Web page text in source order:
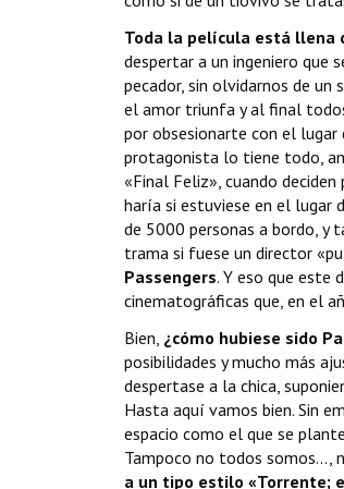
Toda la película está llena
despertar a un ingeniero que
pecador, sin olvidarnos de un
el amor triunfa y al final
por obsesionarte con el lugar
protagonista lo tiene todo,
«Final Feliz», cuando
haría si estuviese en el lugar
de 5000 personas a bordo, y
trama si fuese un director
Passengers. Y eso que este
cinematográficas que, en el
Bien, ¿cómo hubiese sido
posibilidades y mucho más
despertase a la chica,
Hasta aquí vamos bien. Sin
espacio como el que se
Tampoco no todos somos...,
a un tipo estilo «Torrente;